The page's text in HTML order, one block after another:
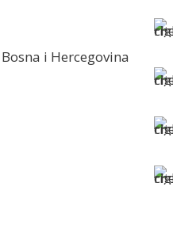
i Hercegovina